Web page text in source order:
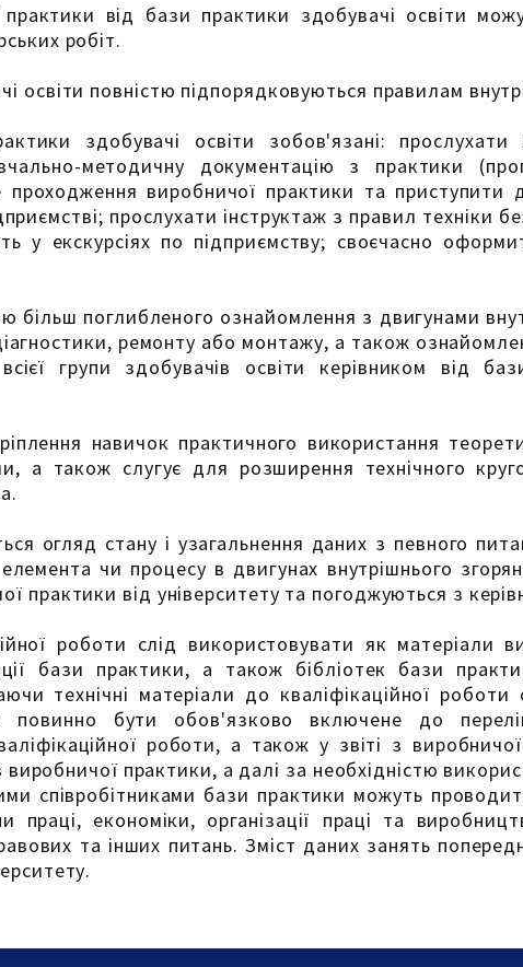
від бази практики здобувачі освіти
робіт.
освіти повністю підпорядковуються правилам
здобувачі освіти зобов'язані: прослухати
методичну документацію з практики
виробничої практики та приступити
прослухати інструктаж з правил техніки
у екскурсіях по підприємству; своєчасно
більш поглибленого ознайомлення з двигунами
ремонту або монтажу, а також
групи здобувачів освіти керівником від
навичок практичного використання
а також слугує для розширення технічного
огляд стану і узагальнення даних з певного
чи процесу в двигунах внутрішнього
практики від університету та погоджуються з
роботи слід використовувати як матеріали
бази практики, а також бібліотек бази
технічні матеріали до кваліфікаційної
повинно бути обов'язково включене до
роботи, а також у звіті з
виробничої практики, а далі за необхідністю
співробітниками бази практики можуть
економіки, організації праці та
та інших питань. Зміст даних занять